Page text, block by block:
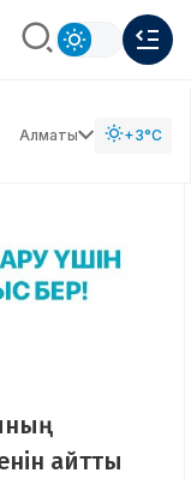
Алматы +3°C
айтты